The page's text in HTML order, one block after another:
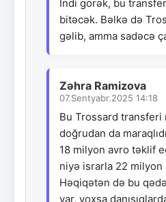
İndi görək, bu transfer
bitəcək. Bəlkə də
gəlib, amma sadəcə
Zəhra Ramizova
07.Sentyabr.2025 14:18
Bu Trossard transferi
doğrudan da
18 milyon avro təklif
niyə israrla 22
Həqiqətən də bu
var, yoxsa